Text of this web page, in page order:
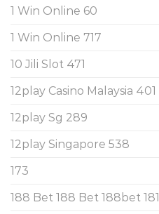
1 Win Online 60
1 Win Online 717
10 Jili Slot 471
12play Casino Malaysia 401
12play Sg 289
12play Singapore 538
173
188 Bet 188 Bet 188bet 181